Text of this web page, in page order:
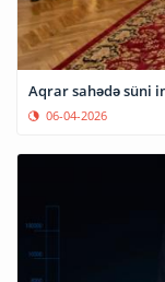
Aqrar sahədə süni
06-04-2026